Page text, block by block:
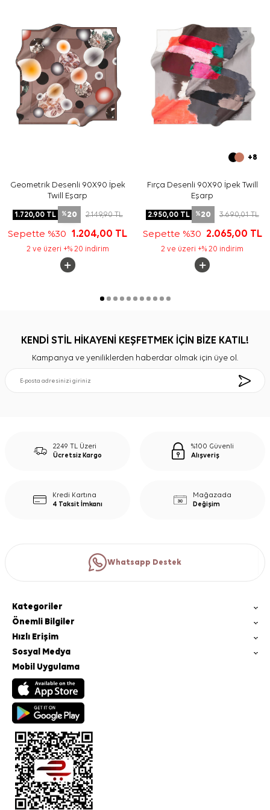
Yıkama ve bakım için ürün etiketindeki talimatları
izleyiniz. Hassas ipek eşarp bakımında, uygun durumlarda
Aker İpek Eşarp Şampuanı
kullanarak nazik temizlik
sağlayabilirsiniz.
Sıkça Sorulan Sorular
Kahverengi İpek Tivil Kare Desenli Eşarp ölçüsü nedir?
Bu ipek tivil eşarp hangi renklerle kombinlenir?
Ürünün materyal kalitesi nedir?
Geometrik Desenli 90X90 İpek
Twill Eşarp
1.720,00TL %20 2.149,90TL
Sepette %30 1.204,00 TL
2 ve üzeri +% 20 indirim
+8
Fırça Desenli 90X90 İpek Twill
Eşarp
2.950,00TL %20 3.690,01TL
Sepette %30 2.065,00 TL
2 ve üzeri +% 20 indirim
KENDİ STİL HİKAYENİ KEŞFETMEK İÇİN BİZE KATIL!
Kampanya ve yeniliklerden haberdar olmak için üye ol.
2249 TL Üzeri
Ücretsiz Kargo
%100 Güvenli
Alışveriş
Kredi Kartına
4 Taksit İmkanı
Mağazada
Değişim
Whatsapp Destek
Kategoriler
Önemli Bilgiler
Hızlı Erişim
Sosyal Medya
Mobil Uygulama